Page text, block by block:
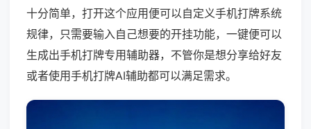
十分简单，打开这个应用便可以自定义手机打牌系统
规律，只需要输入自己想要的开挂功能，一键便可以
生成出手机打牌专用辅助器，不管你是想分享给好友
或者使用手机打牌AI辅助都可以满足需求。